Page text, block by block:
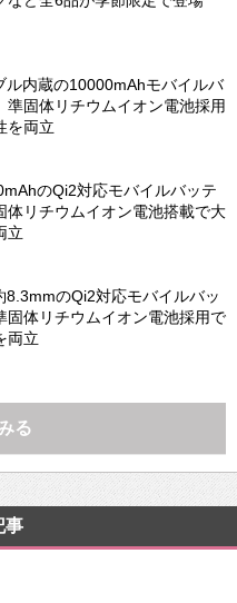
ル内蔵の10000mAhモバイルバ
固体リチウムイオン電池採用
を両立
のQi2対応モバイルバッテ
リチウムイオン電池搭載で大
立
8.3mmのQi2対応モバイルバッ
体リチウムイオン電池採用で
両立
る
事